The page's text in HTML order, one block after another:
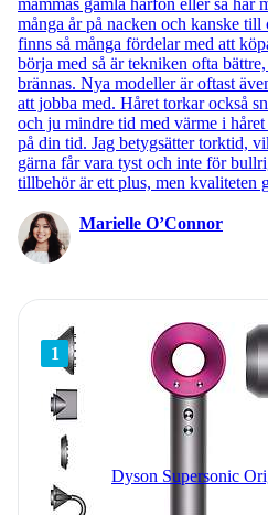
mammas gamla hårfön eller så har
många år på nacken och kanske
finns så många fördelar med att
börja med så är tekniken ofta
brännas. Nya modeller är oftast
att jobba med. Håret torkar också
och ju mindre tid med värme i
på din tid. Jag betygsätter torktid,
gärna får vara tyst och inte för
tillbehör är ett plus, men kvaliteten
Marielle O’Connor
1
Dyson Supersonic